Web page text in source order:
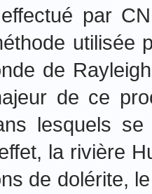
effectué par
utilisée
de
de ce
lesquels
la rivière
de dolérite,